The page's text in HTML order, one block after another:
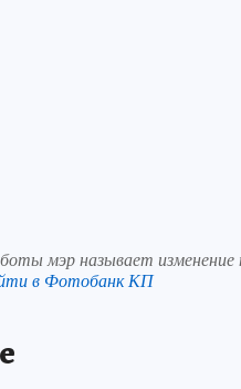
мэр называет изменение
в Фотобанк КП